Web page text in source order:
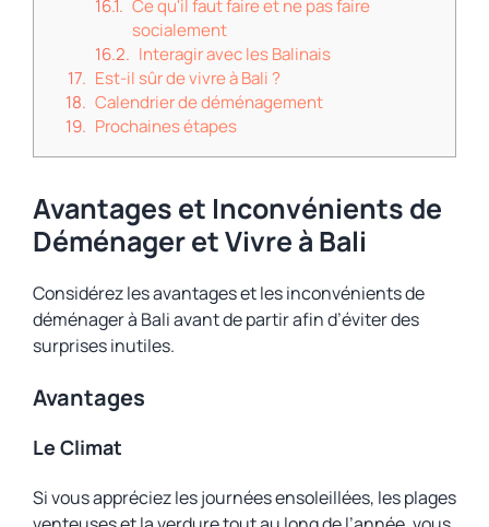
Ce qu'il faut faire et ne pas faire
socialement
Interagir avec les Balinais
Est-il sûr de vivre à Bali ?
Calendrier de déménagement
Prochaines étapes
Avantages et Inconvénients de
Déménager et Vivre à Bali
Considérez les avantages et les inconvénients de
déménager à Bali avant de partir afin d’éviter des
surprises inutiles.
Avantages
Le Climat
Si vous appréciez les journées ensoleillées, les plages